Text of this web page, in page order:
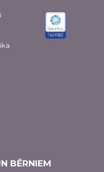
BĒRNIEM